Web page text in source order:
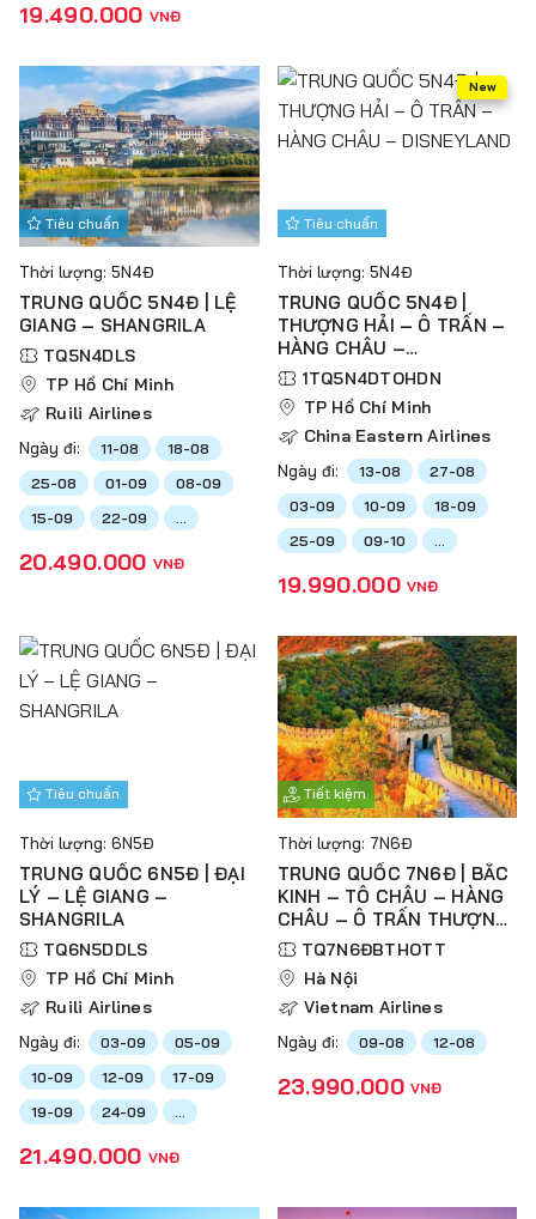
19.490.000 VNĐ
Tiêu chuẩn
Thời lượng: 5N4Đ
TRUNG QUỐC 5N4Đ | LỆ
GIANG – SHANGRILA
TQ5N4DLS
TP Hồ Chí Minh
Ruili Airlines
Ngày đi: 11-08
18-08
25-08
01-09
08-09
15-09
22-09 ...
20.490.000 VNĐ
New
Tiêu chuẩn
Thời lượng: 5N4Đ
TRUNG QUỐC 5N4Đ |
THƯỢNG HẢI – Ô TRẤN –
HÀNG CHÂU –
DISNEYLAND
1TQ5N4DTOHDN
TP Hồ Chí Minh
China Eastern Airlines
Ngày đi: 13-08
27-08
03-09
10-09
18-09
25-09
09-10 ...
19.990.000 VNĐ
Tiêu chuẩn
Thời lượng: 6N5Đ
TRUNG QUỐC 6N5Đ | ĐẠI
LÝ – LỆ GIANG –
SHANGRILA
TQ6N5DDLS
TP Hồ Chí Minh
Ruili Airlines
Ngày đi: 03-09
05-09
10-09
12-09
17-09
19-09
24-09
21.490.000 VNĐ
Tiết kiệm
Thời lượng: 7N6Đ
TRUNG QUỐC 7N6Đ | BẮC
KINH – TÔ CHÂU – HÀNG
CHÂU – Ô TRẤN THƯỢNG
HẢI – TÂN THIÊN ĐỊA
TQ7N6ĐBTHOTT
Hà Nội
Vietnam Airlines
Ngày đi: 09-08 12-08
23.990.000 VNĐ